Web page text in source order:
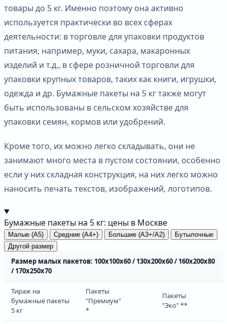
товары до 5 кг. Именно поэтому она активно
используется практически во всех сферах
деятельности: в торговле для упаковки продуктов
питания, например, муки, сахара, макаронных
изделий и т.д., в сфере розничной торговли для
упаковки крупных товаров, таких как книги, игрушки,
одежда и др. Бумажные пакеты на 5 кг также могут
быть использованы в сельском хозяйстве для
упаковки семян, кормов или удобрений.
Кроме того, их можно легко складывать, они не
занимают много места в пустом состоянии, особенно
если у них складная конструкция, на них легко можно
наносить печать текстов, изображений, логотипов.
Бумажные пакеты на 5 кг: цены в Москве
Малые (А5) Средние (А4+) Большие (А3+/А2)
Бутылочные
Другой размер
Размер малых пакетов: 100х100х60 / 130х200х60 / 160х200х80
/ 170х250х70
Тираж на
бумажные пакеты
5 кг
Пакеты
"Премиум"
*
Пакеты
"Эко" **